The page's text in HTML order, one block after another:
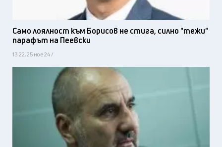
Само лоялност към Борисов не стига, силно "тежи"
парафът на Пеевски
13:22, 25 ное 24 /